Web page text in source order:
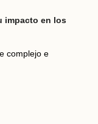
impacto en los
complejo e